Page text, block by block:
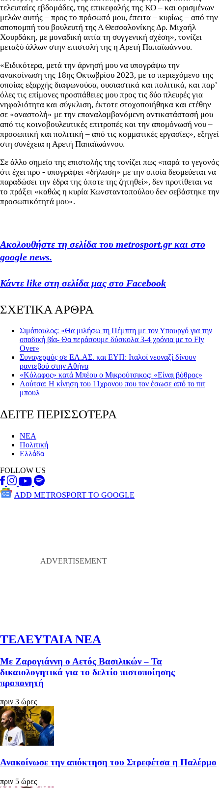
τελευταίες εβδομάδες, της επικεφαλής της ΚΟ – και ορισμένων
μελών αυτής – προς το πρόσωπό μου, έπειτα – κυρίως – από την
αποπομπή του βουλευτή της Α Θεσσαλονίκης Δρ. Μιχαήλ
Χουρδάκη, με μοναδική αιτία τη συγγενική σχέση», τονίζει
μεταξύ άλλων στην επιστολή της η Αρετή Παπαϊωάννου.
«Ειδικότερα, μετά την άρνησή μου να υπογράψω την
ανακοίνωση της 18ης Οκτωβρίου 2023, με το περιεχόμενο της
οποίας εξαρχής διαφωνούσα, ουσιαστικά και πολιτικά, και παρ’
όλες τις επίμονες προσπάθειες μου προς τις δύο πλευρές για
νηφαλιότητα και σύγκλιση, έκτοτε στοχοποιήθηκα και ετέθην
σε «αναστολή» με την επαναλαμβανόμενη αντικατάστασή μου
από τις κοινοβουλευτικές επιτροπές και την απομόνωσή νου –
προσωπική και πολιτική – από τις κομματικές εργασίες», εξηγεί
στη συνέχεια η Αρετή Παπαϊωάννου.
Σε άλλο σημείο της επιστολής της τονίζει πως «παρά το γεγονός
ότι έχει προ - υπογράψει «δήλωση» με την οποία δεσμεύεται να
παραδώσει την έδρα της όποτε της ζητηθεί», δεν προτίθεται να
το πράξει «καθώς η κυρία Κωνσταντοπούλου δεν σεβάστηκε την
προσωπικότητά μου».
Ακολουθήστε τη σελίδα του metrosport.gr και στο
google news.
Κάντε like στη σελίδα μας στο Facebook
ΣΧΕΤΙΚΑ ΑΡΘΡΑ
Σιμόπουλος: «Θα μιλήσω τη Πέμπτη με τον Υπουργό για την
οπαδική βία- Θα περάσουμε δύσκολα 3-4 χρόνια με το Fly
Over»
Συναγερμός σε ΕΛ.ΑΣ. και ΕΥΠ: Iταλοί νεοναζί δίνουν
ραντεβού στην Αθήνα
«Κόλαφος» κατά Μπέου ο Μικρούτσικος: «Είναι βόθρος»
Λούτσα: Η κίνηση του 11χρονου που τον έσωσε από το πιτ
μπουλ
ΔΕΙΤΕ ΠΕΡΙΣΣΟΤΕΡΑ
ΝΕΑ
Πολιτική
Ελλάδα
FOLLOW US
ADD METROSPORT TO GOOGLE
ΤΕΛΕΥΤΑΙΑ ΝΕΑ
Με Ζαρογιάννη ο Αετός Βασιλικών – Τα
δικαιολογητικά για το δελτίο πιστοποίησης
προπονητή
πριν 3 ώρες
Ανακοίνωσε την απόκτηση του Στρεφέτσα η Παλέρμο
πριν 5 ώρες